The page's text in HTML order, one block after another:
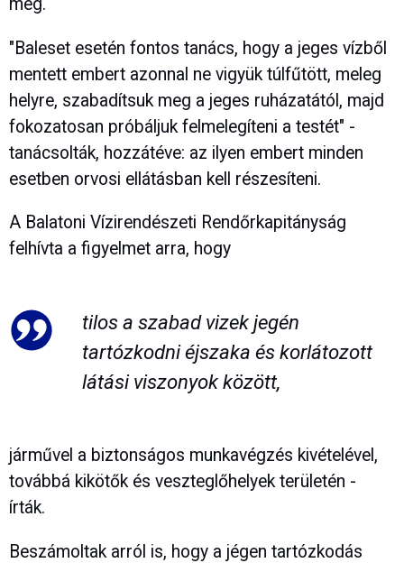
meg.
"Baleset esetén fontos tanács, hogy a jeges vízből
mentett embert azonnal ne vigyük túlfűtött, meleg
helyre, szabadítsuk meg a jeges ruházatától, majd
fokozatosan próbáljuk felmelegíteni a testét" -
tanácsolták, hozzátéve: az ilyen embert minden
esetben orvosi ellátásban kell részesíteni.
A Balatoni Vízirendészeti Rendőrkapitányság
felhívta a figyelmet arra, hogy
tilos a szabad vizek jegén
tartózkodni éjszaka és korlátozott
látási viszonyok között,
járművel a biztonságos munkavégzés kivételével,
továbbá kikötők és veszteglőhelyek területén -
írták.
Beszámoltak arról is, hogy a jégen tartózkodás